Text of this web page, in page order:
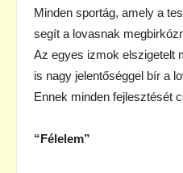
Minden sportág, amely a
segít a lovasnak
Az egyes izmok elszigetelt
is nagy jelentőséggel bír a
Ennek minden fejlesztését
“Félelem”